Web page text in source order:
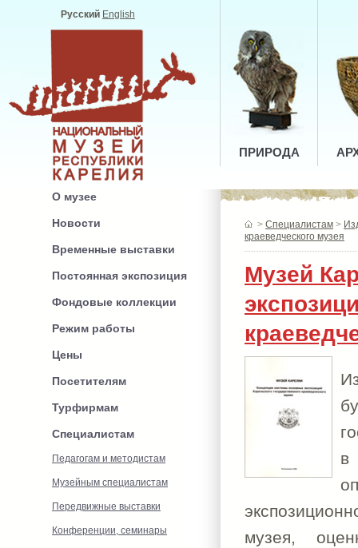
Русский English
ПРИРОДА
О музее
Новости
Временные выставки
Постоянная экспозиция
Фондовые коллекции
Режим работы
Цены
Посетителям
Турфирмам
Специалистам
Педагогам и методистам
Музейным специалистам
Передвижные выставки
Конференции, семинары
> Специалистам >
краеведческого музея
Музей
в
музея,